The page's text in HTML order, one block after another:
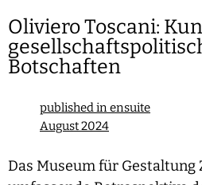
Oliviero Toscani:
Botschaften
August 2024
published in ensuite
Das Museum für Gestaltung